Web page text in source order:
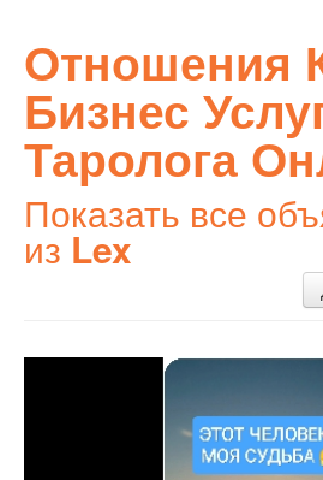
Отношения
Бизнес
Таролога
Показать все
из Lex